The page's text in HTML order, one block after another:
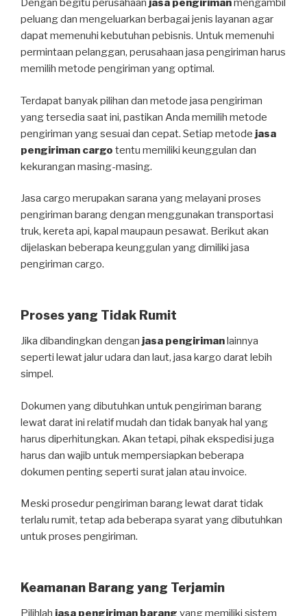
Dengan begitu perusahaan jasa pengirimanmengambil
peluang dan mengeluarkan berbagai jenis layanan agar
dapat memenuhi kebutuhan pebisnis. Untuk memenuhi
permintaan pelanggan, perusahaan jasa pengiriman harus
memilih metode pengiriman yang optimal.
Terdapat banyak pilihan dan metode jasa pengiriman
yang tersedia saat ini, pastikan Anda memilih metode
pengiriman yang sesuai dan cepat. Setiap metode jasa
pengiriman cargo tentu memiliki keunggulan dan
kekurangan masing-masing.
Jasa cargo merupakan sarana yang melayani proses
pengiriman barang dengan menggunakan transportasi
truk, kereta api, kapal maupaun pesawat. Berikut akan
dijelaskan beberapa keunggulan yang dimiliki jasa
pengiriman cargo.
Proses yang Tidak Rumit
Jika dibandingkan dengan jasa pengiriman lainnya
seperti lewat jalur udara dan laut, jasa kargo darat lebih
simpel.
Dokumen yang dibutuhkan untuk pengiriman barang
lewat darat ini relatif mudah dan tidak banyak hal yang
harus diperhitungkan. Akan tetapi, pihak ekspedisi juga
harus dan wajib untuk mempersiapkan beberapa
dokumen penting seperti surat jalan atau invoice.
Meski prosedur pengiriman barang lewat darat tidak
terlalu rumit, tetap ada beberapa syarat yang dibutuhkan
untuk proses pengiriman.
Keamanan Barang yang Terjamin